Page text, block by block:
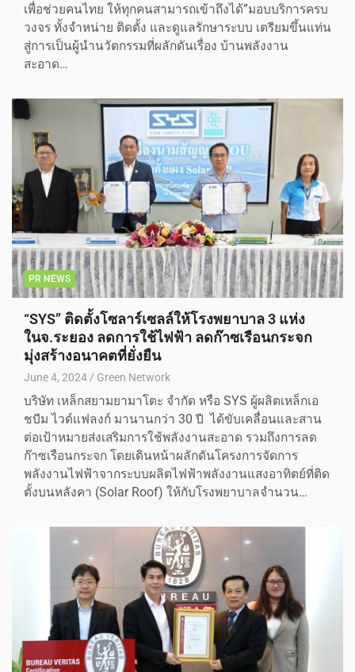
เพื่อช่วยคนไทย ให้ทุกคนสามารถเข้าถึงได้”มอบบริการครบ
วงจร ทั้งจำหน่าย ติดตั้ง และดูแลรักษาระบบ เตรียมขึ้นแท่น
สู่การเป็นผู้นำนวัตกรรมที่ผลักดันเรื่อง บ้านพลังงาน
สะอาด…
PR NEWS
“SYS” ติดตั้งโซลาร์เซลล์ให้โรงพยาบาล 3 แห่ง
ในจ.ระยอง ลดการใช้ไฟฟ้า ลดก๊าซเรือนกระจก
มุ่งสร้างอนาคตที่ยั่งยืน
June 4, 2024 Green Network
บริษัท เหล็กสยามยามาโตะ จำกัด หรือ SYS ผู้ผลิตเหล็กเอ
ชบีม ไวด์แฟลงก์ มานานกว่า 30 ปี ได้ขับเคลื่อนและสาน
ต่อเป้าหมายส่งเสริมการใช้พลังงานสะอาด รวมถึงการลด
ก๊าซเรือนกระจก โดยเดินหน้าผลักดันโครงการจัดการ
พลังงานไฟฟ้าจากระบบผลิตไฟฟ้าพลังงานแสงอาทิตย์ที่ติด
ตั้งบนหลังคา (Solar Roof) ให้กับโรงพยาบาลจำนวน…